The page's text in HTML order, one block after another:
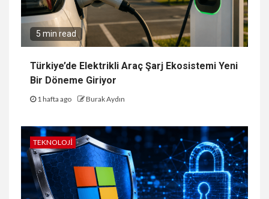
5 min read
Türkiye’de Elektrikli Araç Şarj Ekosistemi Yeni
Bir Döneme Giriyor
1 hafta ago Burak Aydın
TEKNOLOJI